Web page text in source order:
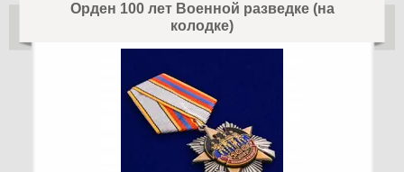
Орден 100 лет Военной разведке (на
колодке)